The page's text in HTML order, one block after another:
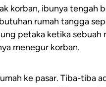
korban, ibunya tengah
rumah tangga
petaka ketika
menegur korban.
ke pasar. Tiba-tiba